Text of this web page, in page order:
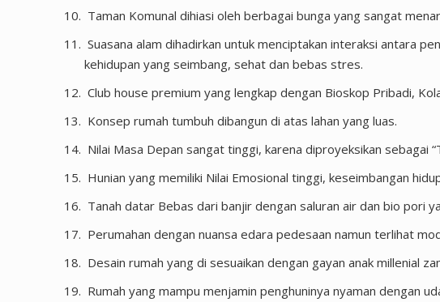
Taman Komunal dihiasi oleh berbagai bunga yang sangat
Suasana alam dihadirkan untuk menciptakan interaksi antara
kehidupan yang seimbang, sehat dan bebas stres.
Club house premium yang lengkap dengan Bioskop Pribadi,
Konsep rumah tumbuh dibangun di atas lahan yang luas.
Nilai Masa Depan sangat tinggi, karena diproyeksikan sebagai
Hunian yang memiliki Nilai Emosional tinggi, keseimbangan
Tanah datar Bebas dari banjir dengan saluran air dan bio pori
Perumahan dengan nuansa edara pedesaan namun terlihat
Desain rumah yang di sesuaikan dengan gayan anak millenial
Rumah yang mampu menjamin penghuninya nyaman dengan